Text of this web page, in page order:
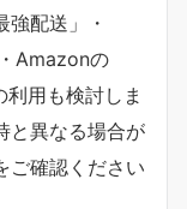
配送」・
Amazonの
用も検討しま
と異なる場合が
ご確認ください